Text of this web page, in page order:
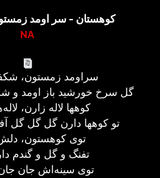
کوهستان - سر اومد
NA
سراومد زمستون،
گل سرخ خورشيد باز اومد و
کوهها لاله زارن،
تو کوهها دارن گل گل گل
توی کوهستون، دلش
تفنگ و گل و گندم
توی سينه‌اش جان جان